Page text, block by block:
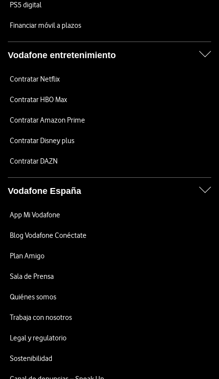
PS5 digital
Financiar móvil a plazos
Vodafone entretenimiento
Contratar Netflix
Contratar HBO Max
Contratar Amazon Prime
Contratar Disney plus
Contratar DAZN
Vodafone España
App Mi Vodafone
Blog Vodafone Conéctate
Plan Amigo
Sala de Prensa
Quiénes somos
Trabaja con nosotros
Legal y regulatorio
Sostenibilidad